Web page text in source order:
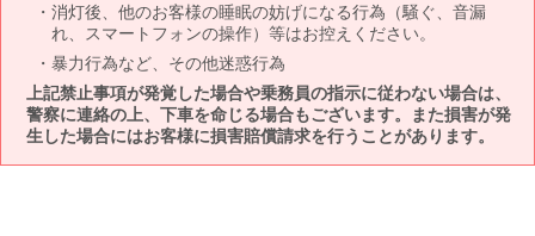
消灯後、他のお客様の睡眠の妨げになる行為（騒ぐ、音漏
れ、スマートフォンの操作）等はお控えください。
暴力行為など、その他迷惑行為
上記禁止事項が発覚した場合や乗務員の指示に従わない場合は、
警察に連絡の上、下車を命じる場合もございます。また損害が発
生した場合にはお客様に損害賠償請求を行うことがあります。